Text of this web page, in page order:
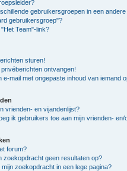
gebruikersgroepen in een
gebruikersgroep"?
Team"-link?
sturen!
ontvangen!
e-mail met ongepaste inhoud van iemand
vrienden- en vijandenlijst?
ik gebruikers toe aan mijn vrienden- en/
forum?
zoekopdracht geen resultaten op?
zoekopdracht in een lege pagina?